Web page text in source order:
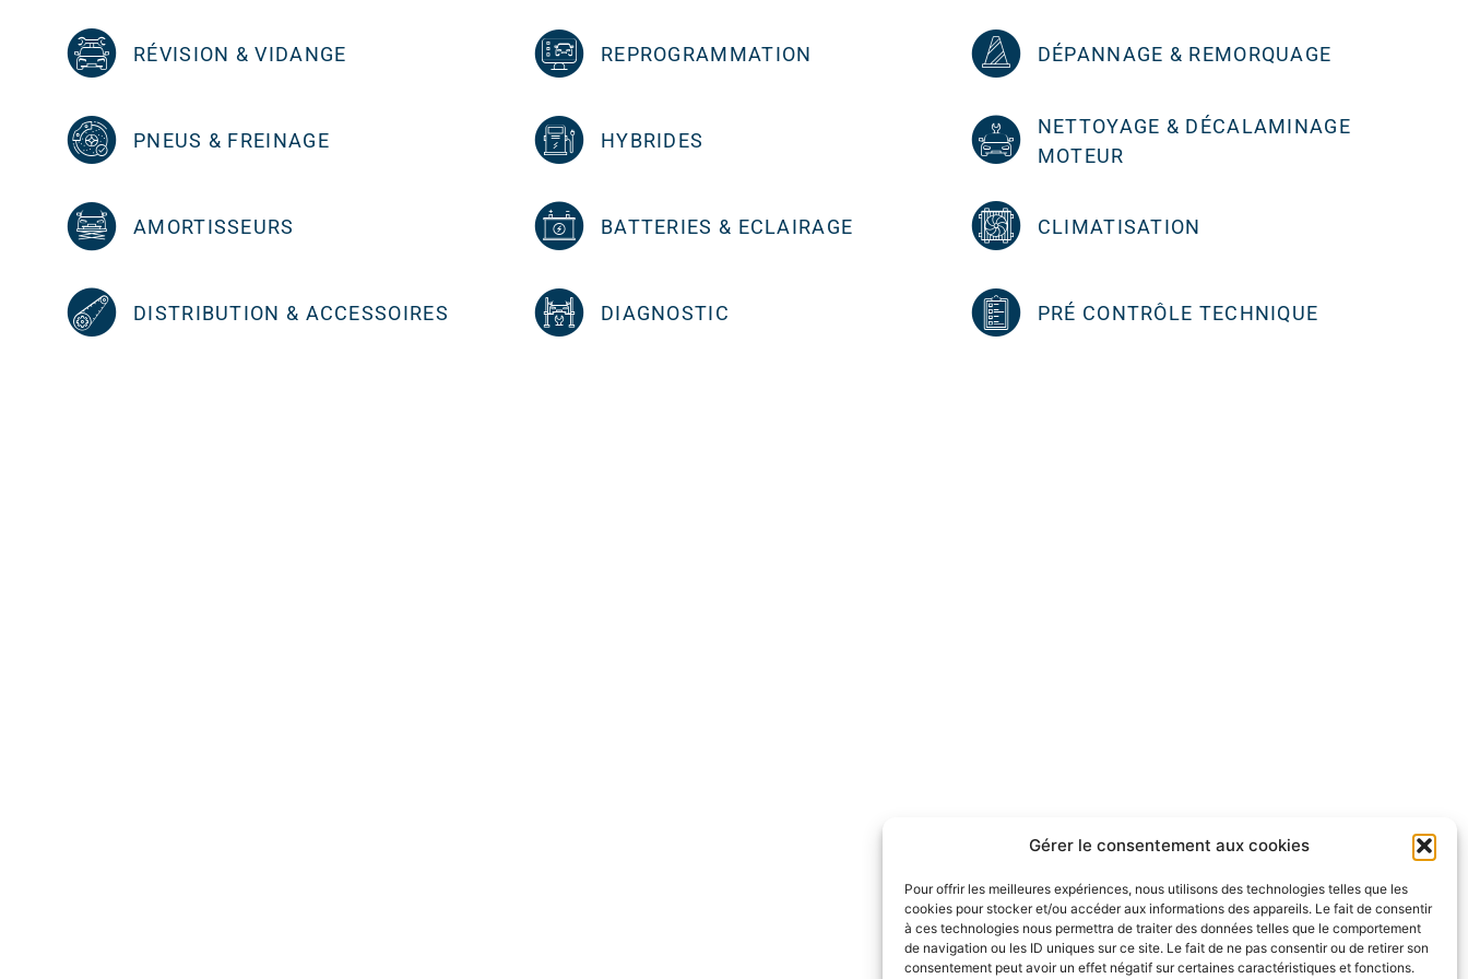
Gérer le consentement aux cookies
Pour offrir les meilleures expériences, nous utilisons des technologies telles que les
cookies pour stocker et/ou accéder aux informations des appareils. Le fait de consentir
à ces technologies nous permettra de traiter des données telles que le comportement
de navigation ou les ID uniques sur ce site. Le fait de ne pas consentir ou de retirer son
consentement peut avoir un effet négatif sur certaines caractéristiques et fonctions.
RÉVISION & VIDANGE
PNEUS & FREINAGE
AMORTISSEURS
DISTRIBUTION & ACCESSOIRES
REPROGRAMMATION
HYBRIDES
BATTERIES & ECLAIRAGE
DIAGNOSTIC
DÉPANNAGE & REMORQUAGE
NETTOYAGE & DÉCALAMINAGE
MOTEUR
CLIMATISATION
PRÉ CONTRÔLE TECHNIQUE